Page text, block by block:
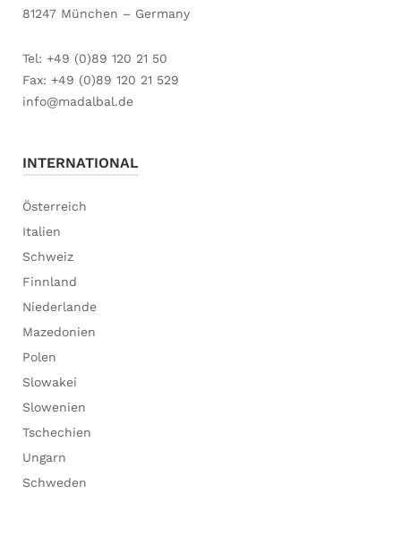
81247 München – Germany
Tel: +49 (0)89 120 21 50
Fax: +49 (0)89 120 21 529
info@madalbal.de
INTERNATIONAL
Österreich
Italien
Schweiz
Finnland
Niederlande
Mazedonien
Polen
Slowakei
Slowenien
Tschechien
Ungarn
Schweden